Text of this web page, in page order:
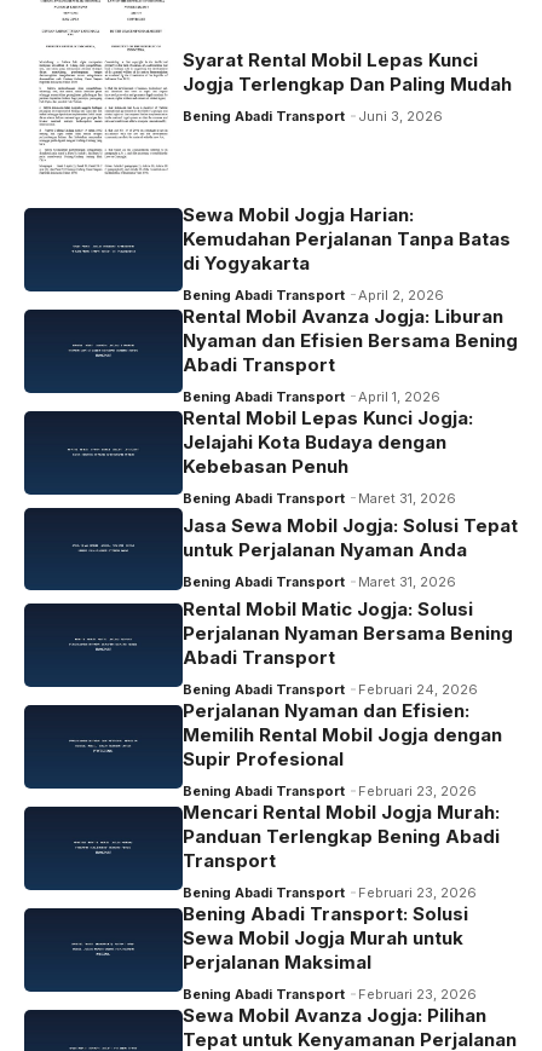
Syarat Rental Mobil Lepas Kunci
Jogja Terlengkap Dan Paling Mudah
Bening Abadi Transport Juni 3, 2026
Sewa Mobil Jogja Harian:
Kemudahan Perjalanan Tanpa Batas
di Yogyakarta
Bening Abadi Transport April 2, 2026
Rental Mobil Avanza Jogja: Liburan
Nyaman dan Efisien Bersama Bening
Abadi Transport
Bening Abadi Transport April 1, 2026
Rental Mobil Lepas Kunci Jogja:
Jelajahi Kota Budaya dengan
Kebebasan Penuh
Bening Abadi Transport Maret 31, 2026
Jasa Sewa Mobil Jogja: Solusi Tepat
untuk Perjalanan Nyaman Anda
Bening Abadi Transport Maret 31, 2026
Rental Mobil Matic Jogja: Solusi
Perjalanan Nyaman Bersama Bening
Abadi Transport
Bening Abadi Transport Februari 24, 2026
Perjalanan Nyaman dan Efisien:
Memilih Rental Mobil Jogja dengan
Supir Profesional
Bening Abadi Transport Februari 23, 2026
Mencari Rental Mobil Jogja Murah:
Panduan Terlengkap Bening Abadi
Transport
Bening Abadi Transport Februari 23, 2026
Bening Abadi Transport: Solusi
Sewa Mobil Jogja Murah untuk
Perjalanan Maksimal
Bening Abadi Transport Februari 23, 2026
Sewa Mobil Avanza Jogja: Pilihan
Tepat untuk Kenyamanan Perjalanan